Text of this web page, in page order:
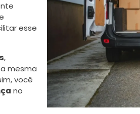
esse
,
mesma
você
no